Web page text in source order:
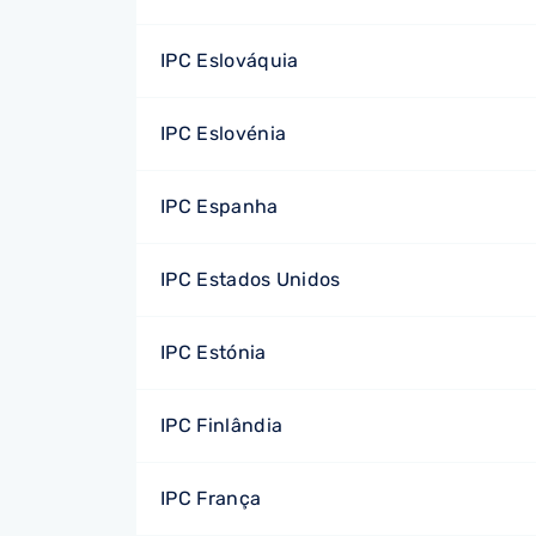
IPC Eslováquia
IPC Eslovénia
IPC Espanha
IPC Estados Unidos
IPC Estónia
IPC Finlândia
IPC França